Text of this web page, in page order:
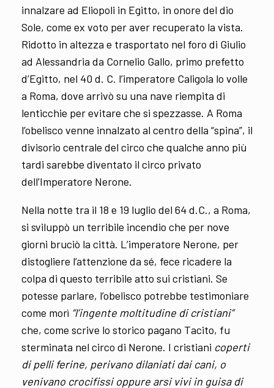
innalzare ad Eliopoli in Egitto, in onore del dio
Sole, come ex voto per aver recuperato la vista.
Ridotto in altezza e trasportato nel foro di Giulio
ad Alessandria da Cornelio Gallo, primo prefetto
d’Egitto, nel 40 d. C. l’imperatore Caligola lo volle
a Roma, dove arrivò su una nave riempita di
lenticchie per evitare che si spezzasse. A Roma
l’obelisco venne innalzato al centro della “spina”, il
divisorio centrale del circo che qualche anno più
tardi sarebbe diventato il circo privato
dell’Imperatore Nerone.
Nella notte tra il 18 e 19 luglio del 64 d.C., a Roma,
si sviluppò un terribile incendio che per nove
giorni bruciò la città. L’imperatore Nerone, per
distogliere l’attenzione da sé, fece ricadere la
colpa di questo terribile atto sui cristiani. Se
potesse parlare, l’obelisco potrebbe testimoniare
come morì “l’ingente moltitudine di cristiani”
che, come scrive lo storico pagano Tacito, fu
sterminata nel circo di Nerone. I cristiani coperti
di pelli ferine, perivano dilaniati dai cani, o
venivano crocifissi oppure arsi vivi in guisa di